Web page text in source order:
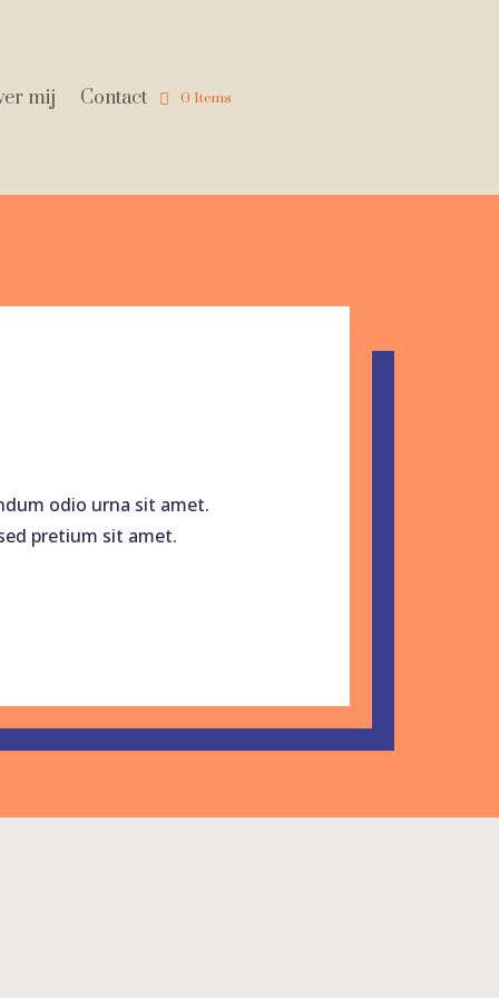
mij Contact 0 Items
odio urna sit amet.
pretium sit amet.